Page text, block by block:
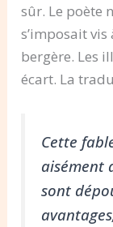
sûr. Le poète
s’imposait
bergère. Les
écart. La
Cette
aisément
sont